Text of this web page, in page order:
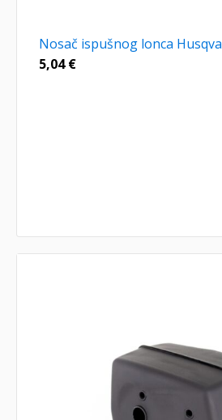
Nosač ispušnog lonca
5,04€